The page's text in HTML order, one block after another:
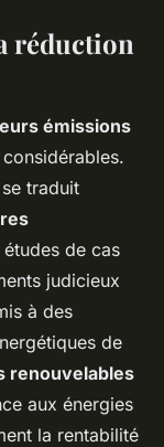
réduction
émissions
traduit
de cas
judicieux
à des
de
renouvelables
aux énergies
la rentabilité